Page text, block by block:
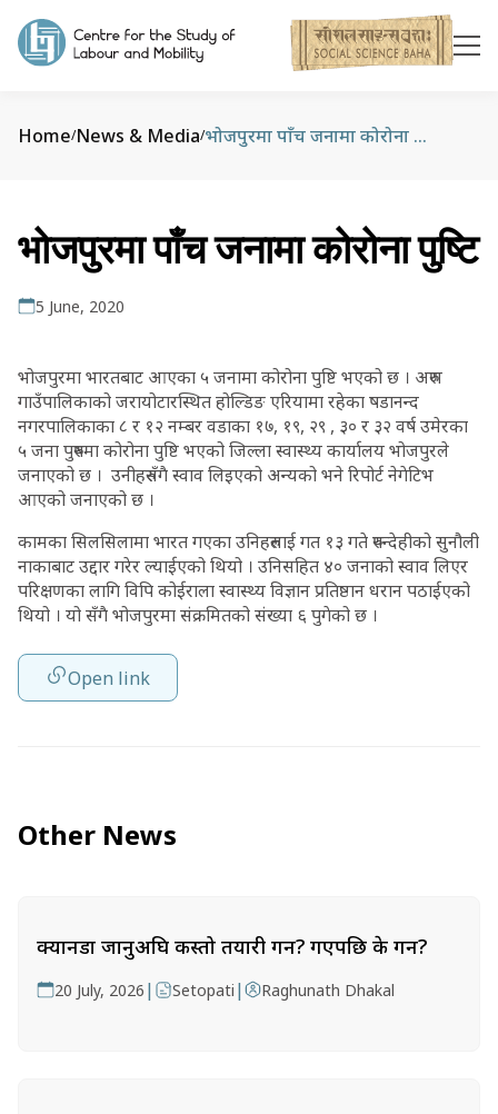
Home/News & Media/ भोजपुरमा पाँच जनामा कोरोना पुष्टि
भोजपुरमा पाँच जनामा कोरोना पुष्टि
5 June, 2020
भोजपुरमा भारतबाट आएका ५ जनामा कोरोना पुष्टि भएको छ । अरुण
गाउँपालिकाको जरायोटारस्थित होल्डिङ एरियामा रहेका षडानन्द
नगरपालिकाका ८ र १२ नम्बर वडाका १७, १९, २९ , ३० र ३२ वर्ष उमेरका
५ जना पुरुषमा कोरोना पुष्टि भएको जिल्ला स्वास्थ्य कार्यालय भोजपुरले
जनाएको छ । उनीहरुसँगै स्वाव लिइएको अन्यको भने रिपोर्ट नेगेटिभ
आएको जनाएको छ ।
कामका सिलसिलामा भारत गएका उनिहरुलाई गत १३ गते रुपन्देहीको सुनौली
नाकाबाट उद्दार गरेर ल्याईएको थियो । उनिसहित ४० जनाको स्वाव लिएर
परिक्षणका लागि विपि कोईराला स्वास्थ्य विज्ञान प्रतिष्ठान धरान पठाईएको
थियो । यो सँगै भोजपुरमा संक्रमितको संख्या ६ पुगेको छ ।
Open link
Other News
क्यानडा जानुअघि कस्तो तयारी गर्ने? गएपछि के गर्ने?
20 July, 2026 | Setopati | Raghunath Dhakal